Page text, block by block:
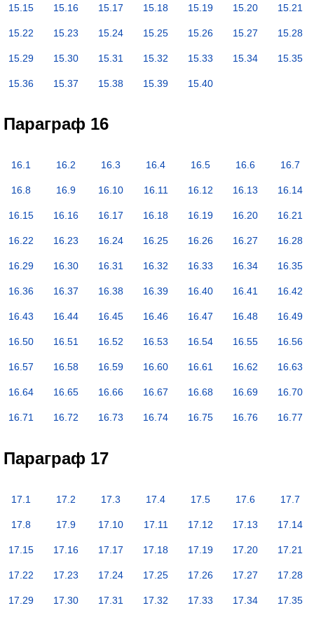
15.15 15.16 15.17 15.18 15.19 15.20 15.21
15.22 15.23 15.24 15.25 15.26 15.27 15.28
15.29 15.30 15.31 15.32 15.33 15.34 15.35
15.36 15.37 15.38 15.39 15.40
Параграф 16
16.1 16.2 16.3 16.4 16.5 16.6 16.7
16.8 16.9 16.10 16.11 16.12 16.13 16.14
16.15 16.16 16.17 16.18 16.19 16.20 16.21
16.22 16.23 16.24 16.25 16.26 16.27 16.28
16.29 16.30 16.31 16.32 16.33 16.34 16.35
16.36 16.37 16.38 16.39 16.40 16.41 16.42
16.43 16.44 16.45 16.46 16.47 16.48 16.49
16.50 16.51 16.52 16.53 16.54 16.55 16.56
16.57 16.58 16.59 16.60 16.61 16.62 16.63
16.64 16.65 16.66 16.67 16.68 16.69 16.70
16.71 16.72 16.73 16.74 16.75 16.76 16.77
Параграф 17
17.1 17.2 17.3 17.4 17.5 17.6 17.7
17.8 17.9 17.10 17.11 17.12 17.13 17.14
17.15 17.16 17.17 17.18 17.19 17.20 17.21
17.22 17.23 17.24 17.25 17.26 17.27 17.28
17.29 17.30 17.31 17.32 17.33 17.34 17.35